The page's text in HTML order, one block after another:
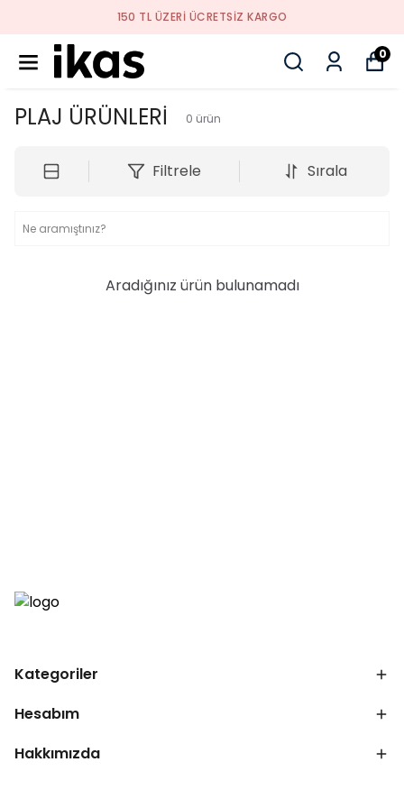
150 TL ÜZERI ÜCRETSIZ KARGO
0
PLAJ ÜRÜNLERİ 0 ürün
Filtrele Sırala
Aradığınız ürün bulunamadı
Kategoriler
Hesabım
Hakkımızda